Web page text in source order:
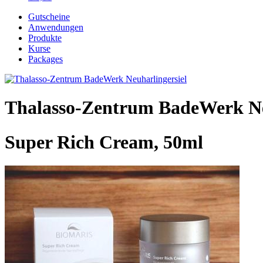
Gutscheine
Anwendungen
Produkte
Kurse
Packages
Thalasso-Zentrum BadeWerk
Super Rich Cream, 50ml